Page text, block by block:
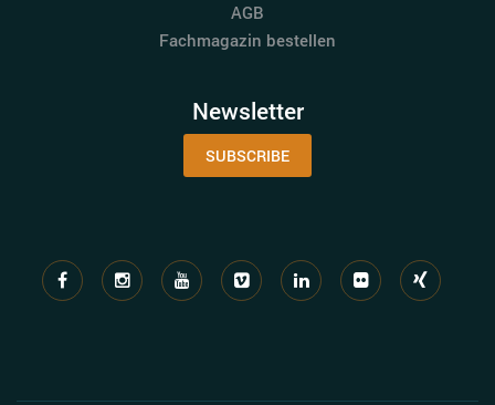
AGB
Fachmagazin bestellen
Newsletter
SUBSCRIBE